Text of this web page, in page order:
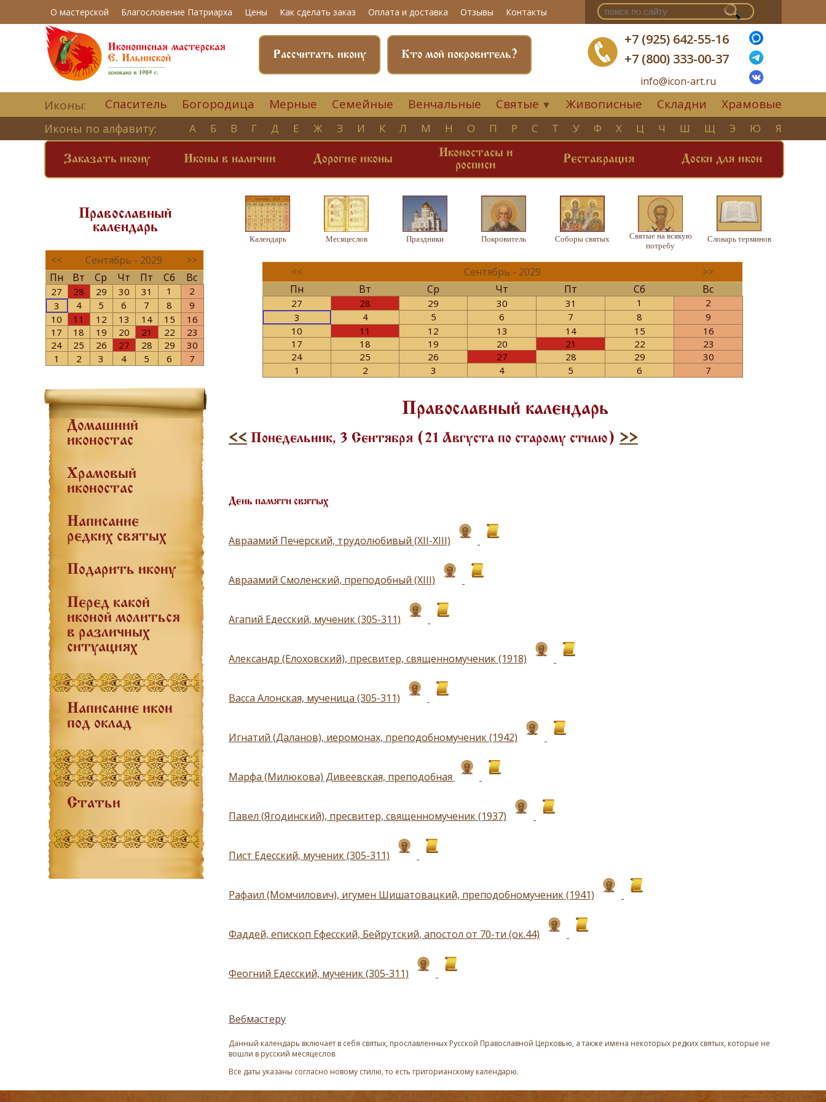
О мастерской Благословение Патриарха Цены Как сделать заказ Оплата и доставка Отзывы Контакты
+7 (925) 642-55-16
+7 (800) 333-00-37
info@icon-art.ru
Кто мой покровитель?
Рассчитать икону
Иконы: Спаситель Богородица Мерные Семейные Венчальные Святые ▼ Живописные Складни Храмовые
Иконы по алфавиту: А Б В Г Д Е Ж З И К Л М Н О П Р С Т У Ф Х Ц Ч Ш Щ Э Ю Я
Заказать икону Иконы в наличии Дорогие иконы
Иконостасы и
росписи
Реставрация Доски для икон
Православный
календарь
<< Сентябрь - 2029
>>
Пн
Вт Ср Чт Пт Сб Вс
27 28 29 30 31 1
2
3
4 5 6 7 8
9
10
11 12 13 14 15
16
17
18 19 20 21 22
23
24
25 26 27 28 29
30
1
2 3 4 5 6 7
Домашний
иконостас
Храмовый
иконостас
Написание
редких святых
Подарить икону
Перед какой
иконой молиться
в различных
ситуациях
Написание икон
под оклад
Статьи
Календарь Месяцеслов Праздники Покровитель Соборы святых
Святые на всякую
потребу
Словарь терминов
<< Сентябрь - 2029
>>
Пн
Вт Ср Чт Пт Сб Вс
27 28 29 30 31 1
2
3
4 5 6 7 8
9
10
11 12 13 14 15
16
17
18 19 20 21 22
23
24
25 26 27 28 29
30
1
2 3 4 5 6 7
Православный календарь
<< Понедельник, 3 Сентября (21 Августа по старому стилю) >>
День памяти святых
Авраамий Печерский, трудолюбивый (ХII-ХIII)
Авраамий Смоленский, преподобный (ХIII)
Агапий Едесский, мученик (305-311)
Александр (Елоховский), пресвитер, священномученик (1918)
Васса Алонская, мученица (305-311)
Игнатий (Даланов), иеромонах, преподобномученик (1942)
Марфа (Милюкова) Дивеевская, преподобная
Павел (Ягодинский), пресвитер, священномученик (1937)
Пист Едесский, мученик (305-311)
Рафаил (Момчилович), игумен Шишатовацкий, преподобномученик (1941)
Фаддей, епископ Ефесский, Бейрутский, апостол от 70-ти (ок.44)
Феогний Едесский, мученик (305-311)
Вебмастеру
Данный календарь включает в себя святых, прославленных Русской Православной Церковью, а также имена некоторых редких святых, которые не
вошли в русский месяцеслов.
Все даты указаны согласно новому стилю, то есть григорианскому календарю.